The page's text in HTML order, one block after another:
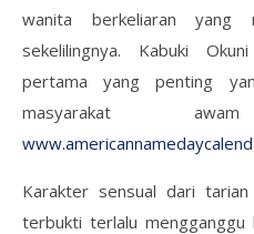
wanita berkeliaran
sekelilingnya. Kabuki
pertama yang penting
masyarakat
Karakter sensual dari
terbukti terlalu